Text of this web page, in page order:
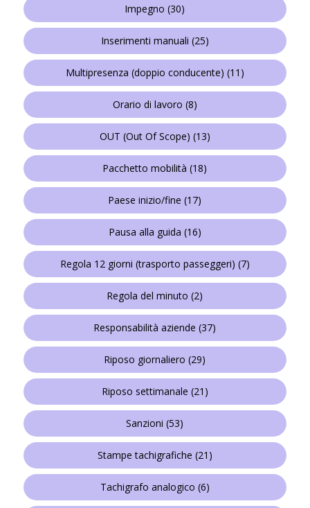
Impegno (30)
Inserimenti manuali (25)
Multipresenza (doppio conducente) (11)
Orario di lavoro (8)
OUT (Out Of Scope) (13)
Pacchetto mobilità (18)
Paese inizio/fine (17)
Pausa alla guida (16)
Regola 12 giorni (trasporto passeggeri) (7)
Regola del minuto (2)
Responsabilità aziende (37)
Riposo giornaliero (29)
Riposo settimanale (21)
Sanzioni (53)
Stampe tachigrafiche (21)
Tachigrafo analogico (6)